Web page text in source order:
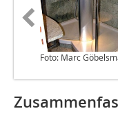
Foto: Marc